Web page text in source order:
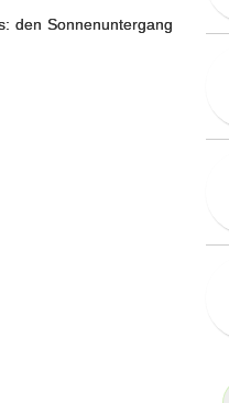
den Sonnenuntergang